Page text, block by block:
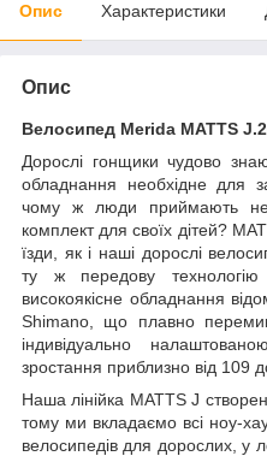
Опис Характеристики
Опис
Велосипед Merida MATTS
Дорослі гонщики чудово
обладнання необхідне для
чому ж люди приймають
комплект для своїх дітей?
їзди, як і наші дорослі
ту ж передову
високоякісне обладнання
Shimano, що плавно
індивідуально
зростання приблизно від 109
Наша лінійка MATTS J
тому ми вкладаємо всі ноу-
велосипедів для дорослих, у